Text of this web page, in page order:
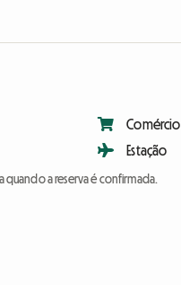
Comércio
Estação
quando a reserva é confirmada.